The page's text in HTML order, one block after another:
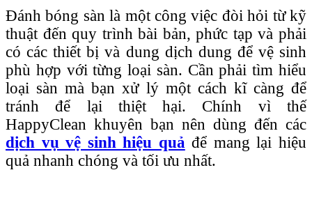
Đánh bóng sàn là một công việc đòi hỏi từ kỹ
thuật đến quy trình bài bản, phức tạp và phải
có các thiết bị và dung dịch dung để vệ sinh
phù hợp với từng loại sàn. Cần phải tìm hiểu
loại sàn mà bạn xử lý một cách kĩ càng để
tránh để lại thiệt hại. Chính vì thế
HappyClean khuyên bạn nên dùng đến các
dịch vụ vệ sinh hiệu quả để mang lại hiệu
quả nhanh chóng và tối ưu nhất.